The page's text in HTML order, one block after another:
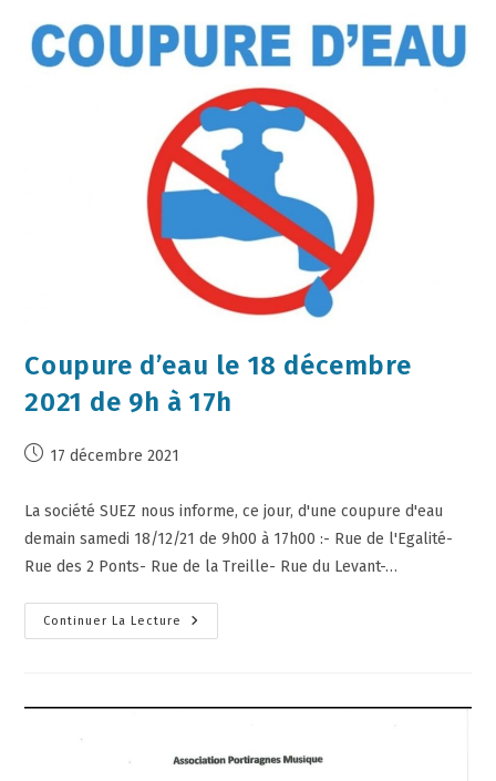
Coupure d’eau le 18 décembre
2021 de 9h à 17h
17 décembre 2021
La société SUEZ nous informe, ce jour, d'une coupure d'eau
demain samedi 18/12/21 de 9h00 à 17h00 :- Rue de l'Egalité-
Rue des 2 Ponts- Rue de la Treille- Rue du Levant-…
Continuer La Lecture